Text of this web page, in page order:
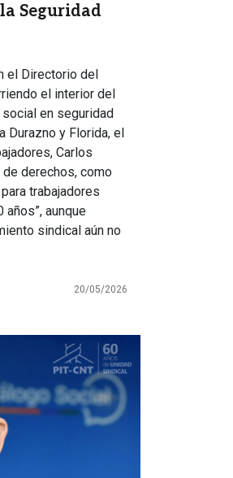
Seguridad
el Directorio del
el interior del
en seguridad
Durazno y Florida, el
Carlos
derechos, como
trabajadores
aunque
sindical aún no
20/05/2026